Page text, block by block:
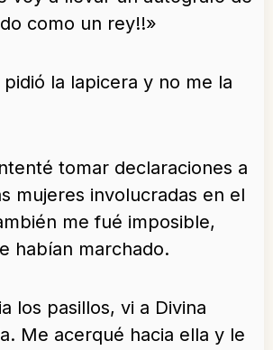
como un rey!!»
la lapicera y no me la
tomar declaraciones a
mujeres involucradas en el
me fué imposible,
habían marchado.
los pasillos, vi a Divina
Me acerqué hacia ella y le